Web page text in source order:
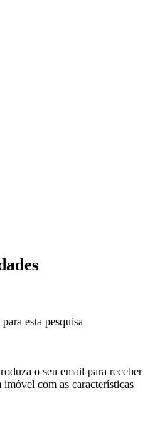
esta pesquisa
o seu email para receber
com as características